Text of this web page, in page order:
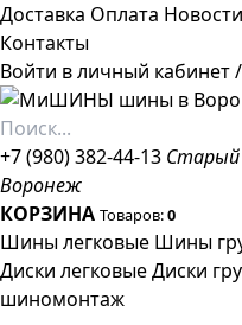
Доставка Оплата Новости
Контакты
Войти в личный кабинет/
+7 (980) 382-44-13 Старый
Воронеж
КОРЗИНА Товаров:0
Шины легковые Шины
Диски легковыеДиски
шиномонтаж